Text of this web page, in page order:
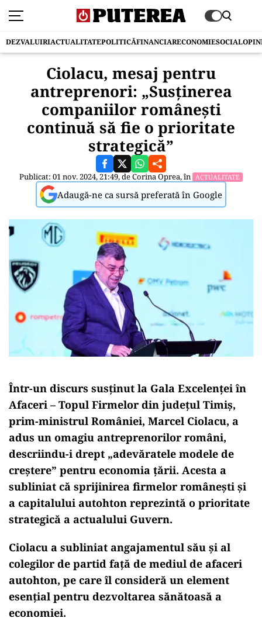
DEZVALUIRIACTUALITATEPOLITICĂFINANCIARECONOMIESOCIAL
Ciolacu, mesaj pentru
antreprenori: „Susţinerea
companiilor româneşti
continuă să fie o prioritate
strategică”
Publicat: 01 nov. 2024, 21:49, deCorina Oprea, în ACTUALITATE
Adaugă-ne ca sursă preferată în Google
Într-un discurs susținut la Gala Excelenței în
Afaceri – Topul Firmelor din județul Timiș,
prim-ministrul României, Marcel Ciolacu, a
adus un omagiu antreprenorilor români,
descriindu-i drept „adevăratele modele de
creștere” pentru economia țării. Acesta a
subliniat că sprijinirea firmelor românești și
a capitalului autohton reprezintă o prioritate
strategică a actualului Guvern.
Ciolacu a subliniat angajamentul său și al
colegilor de partid față de mediul de afaceri
autohton, pe care îl consideră un element
esențial pentru dezvoltarea sănătoasă a
economiei.